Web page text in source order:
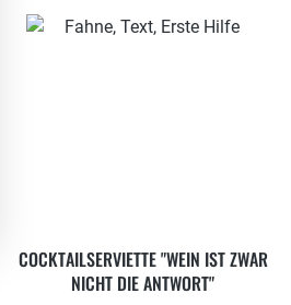
COCKTAILSERVIETTE "WEIN IST ZWAR
NICHT DIE ANTWORT"